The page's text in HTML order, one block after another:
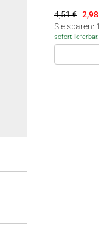
4,51 € 2,98
Sie sparen:
sofort